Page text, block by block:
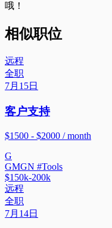
哦！
相似职位
远程
全职
7月15日
客户支持
$1500 - $2000 / month
G
GMGN #Tools
$150k-200k
远程
全职
7月14日